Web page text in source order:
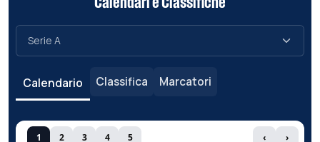
Calendario Classifica Marcatori
1 2 3 4 5 ‹ ›